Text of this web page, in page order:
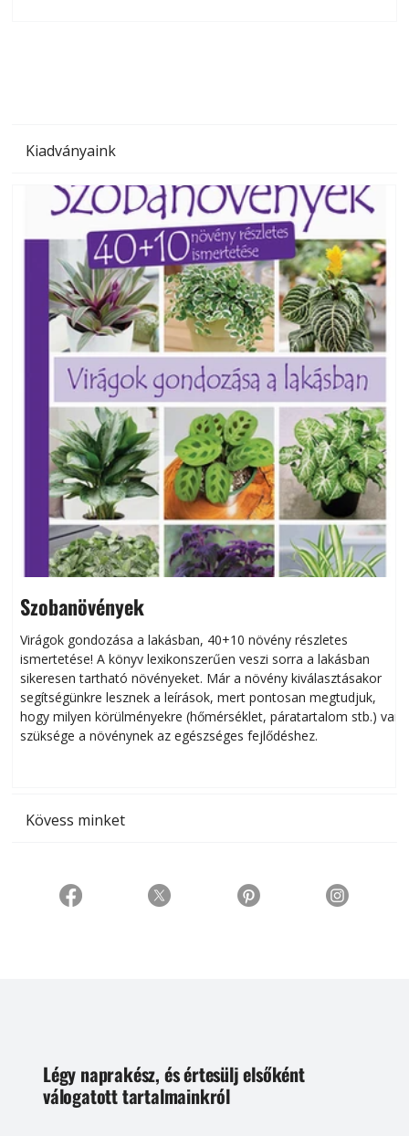
Kiadványaink
Szobanövények
Virágok gondozása a lakásban, 40+10 növény részletes
ismertetése! A könyv lexikonszerűen veszi sorra a lakásban
sikeresen tart­ha­tó növényeket. Már a növény kiválasztásakor
segítségünkre lesznek a leírások, mert pontosan megtudjuk,
hogy milyen körülményekre (hőmérséklet, páratartalom stb.) van
szüksége a növénynek az egészséges fejlődéshez.
Kövess minket
Légy naprakész, és értesülj elsőként
válogatott tartalmainkról